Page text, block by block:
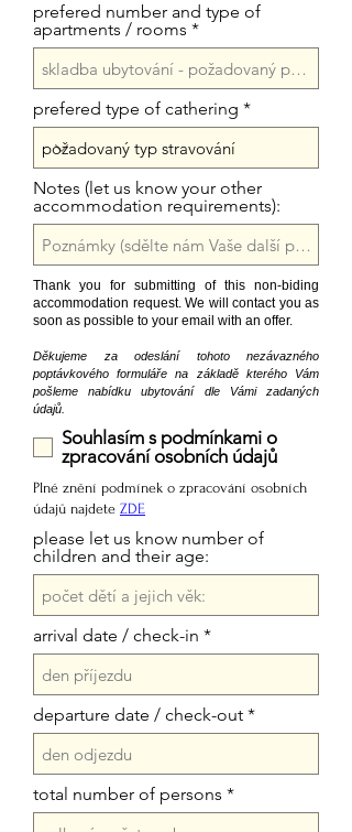
prefered number and type of
apartments / rooms
prefered type of cathering
Notes (let us know your other
accommodation requirements):
Thank you for submitting of this non-biding
accommodation request. We will contact you as
soon as possible to your email with an offer.
Děkujeme za odeslání tohoto nezávazného
poptávkového formuláře na základě kterého Vám
pošleme nabídku ubytování dle Vámi zadaných
údajů.
Souhlasím s podmínkami o
zpracování osobních údajů
Plné znění podmínek o zpracování osobních
údajů najdete ZDE
please let us know number of
children and their age:
arrival date / check-in
departure date / check-out
total number of persons